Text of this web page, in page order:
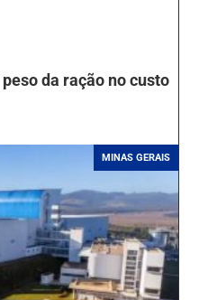
da ração no custo
MINAS GERAIS